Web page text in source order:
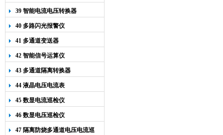
39 智能电流电压转换器
40 多路闪光报警仪
41 多通道变送器
42 智能信号运算仪
43 多通道隔离转换器
44 液晶电压电流表
45 数显电流巡检仪
46 数显电压巡检仪
47 隔离防烧多通道电压电流巡